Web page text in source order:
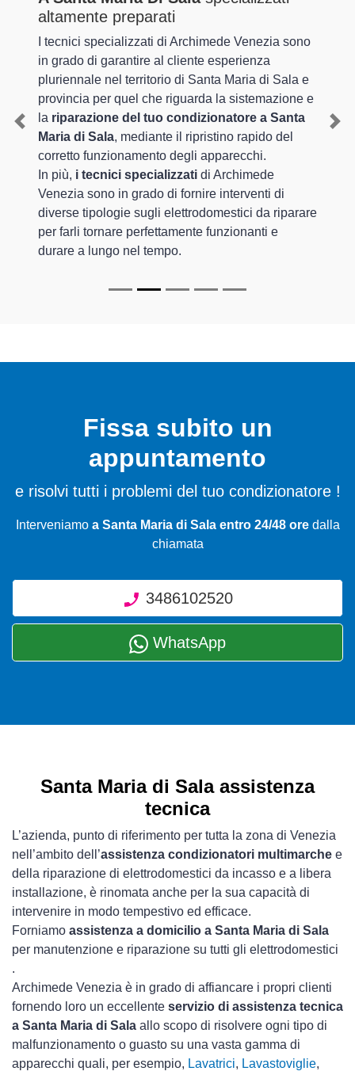
altamente preparati
I tecnici specializzati di Archimede Venezia sono
in grado di garantire al cliente esperienza
pluriennale nel territorio di Santa Maria di Sala e
provincia per quel che riguarda la sistemazione e
la riparazione del tuo condizionatore a Santa
Maria di Sala, mediante il ripristino rapido del
corretto funzionamento degli apparecchi.
In più, i tecnici specializzati di Archimede
Venezia sono in grado di fornire interventi di
diverse tipologie sugli elettrodomestici da riparare
per farli tornare perfettamente funzionanti e
durare a lungo nel tempo.
Previous
Fissa subito un
appuntamento
e risolvi tutti i problemi del tuo condizionatore !
Interveniamo a Santa Maria di Sala entro 24/48 oredalla
chiamata
3486102520
WhatsApp
Santa Maria di Sala assistenza
tecnica
L’azienda, punto di riferimento per tutta la zona di Venezia
nell’ambito dell’assistenza condizionatori multimarche e
della riparazione di elettrodomestici da incasso e a libera
installazione, è rinomata anche per la sua capacità di
intervenire in modo tempestivo ed efficace.
Forniamo assistenza a domicilio a Santa Maria di Sala
per manutenzione e riparazione su tutti gli elettrodomestici
.
Archimede Venezia è in grado di affiancare i propri clienti
fornendo loro un eccellente servizio di assistenza tecnica
a Santa Maria di Sala allo scopo di risolvere ogni tipo di
malfunzionamento o guasto su una vasta gamma di
apparecchi quali, per esempio, Lavatrici, Lavastoviglie,